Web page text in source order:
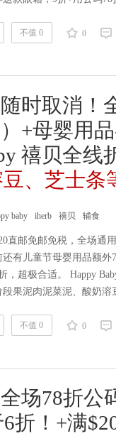
混着用效果也很不错。
不值 0 0
时取消！
+母婴用
禧贝全线
、芝士条
baby iherb 禧贝 辅食
直邮免邮免税，全场通
还有儿童节母婴用品额
，超极合适。 Happy
段果泥肉泥菜泥、酸奶
/happy baby是优质婴
不值 0 0
场78折公
折！+满